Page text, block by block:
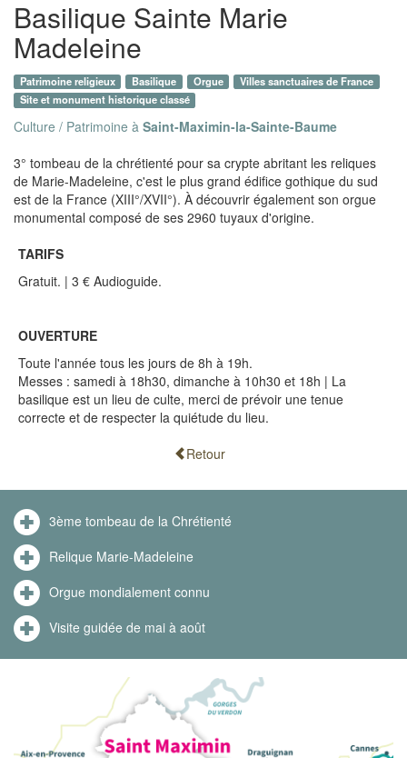
Basilique Sainte Marie
Madeleine
Patrimoine religieux Basilique Orgue
Villes sanctuaires de France
Site et monument historique classé
Culture / Patrimoine à Saint-Maximin-la-Sainte-Baume
3° tombeau de la chrétienté pour sa crypte abritant les reliques
de Marie-Madeleine, c'est le plus grand édifice gothique du sud
est de la France (XIII°/XVII°). À découvrir également son orgue
monumental composé de ses 2960 tuyaux d'origine.
TARIFS
Gratuit. | 3 € Audioguide.
OUVERTURE
Toute l'année tous les jours de 8h à 19h.
Messes : samedi à 18h30, dimanche à 10h30 et 18h | La
basilique est un lieu de culte, merci de prévoir une tenue
correcte et de respecter la quiétude du lieu.
Retour
3ème tombeau de la Chrétienté
Relique Marie-Madeleine
Orgue mondialement connu
Visite guidée de mai à août